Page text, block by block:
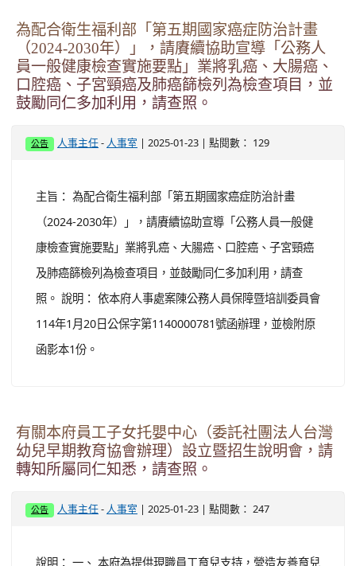
為配合衛生福利部「第五期國家癌症防治計畫
（2024-2030年）」，請賡續協助宣導「公務人
員一般健康檢查實施要點」業將乳癌、大腸癌、
口腔癌、子宮頸癌及肺癌篩檢列為檢查項目，並
鼓勵同仁多加利用，請查照。
公告 人事主任 - 人事室 | 2025-01-23 | 點閱數： 129
主旨： 為配合衛生福利部「第五期國家癌症防治計畫
（2024-2030年）」，請賡續協助宣導「公務人員一般健
康檢查實施要點」業將乳癌、大腸癌、口腔癌、子宮頸癌
及肺癌篩檢列為檢查項目，並鼓勵同仁多加利用，請查
照。 說明： 依本府人事處案陳公務人員保障暨培訓委員會
114年1月20日公保字第1140000781號函辦理，並檢附原
函影本1份。
有關本府員工子女托嬰中心（委託社團法人台灣
幼兒早期教育協會辦理）設立暨招生說明會，請
轉知所屬同仁知悉，請查照。
公告 人事主任 - 人事室 | 2025-01-23 | 點閱數： 247
說明： 一、 本府為提供現職員工育兒支持，營造友善育兒